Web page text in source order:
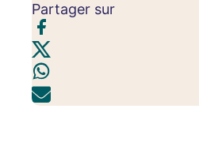
Partager sur